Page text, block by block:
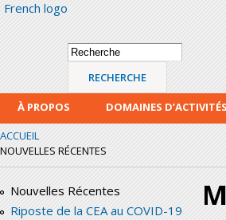
French logo
Formulaire de
recherche
Recherche
À PROPOS DOMAINES D’ACTIVITÉS
ACCUEIL
NOUVELLES RÉCENTES
Nouvelles Récentes
Riposte de la CEA au COVID-19